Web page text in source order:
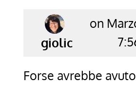
giolicsays:
on
Forse avrebbe